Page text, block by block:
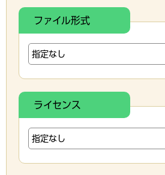
ファイル形式
ライセンス